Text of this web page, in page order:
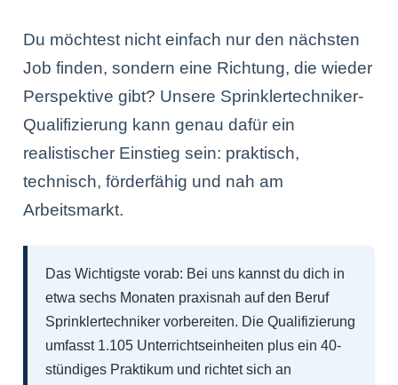
Du möchtest nicht einfach nur den nächsten
Job finden, sondern eine Richtung, die wieder
Perspektive gibt? Unsere Sprinklertechniker-
Qualifizierung kann genau dafür ein
realistischer Einstieg sein: praktisch,
technisch, förderfähig und nah am
Arbeitsmarkt.
Das Wichtigste vorab: Bei uns kannst du dich in
etwa sechs Monaten praxisnah auf den Beruf
Sprinklertechniker vorbereiten. Die Qualifizierung
umfasst 1.105 Unterrichtseinheiten plus ein 40-
stündiges Praktikum und richtet sich an